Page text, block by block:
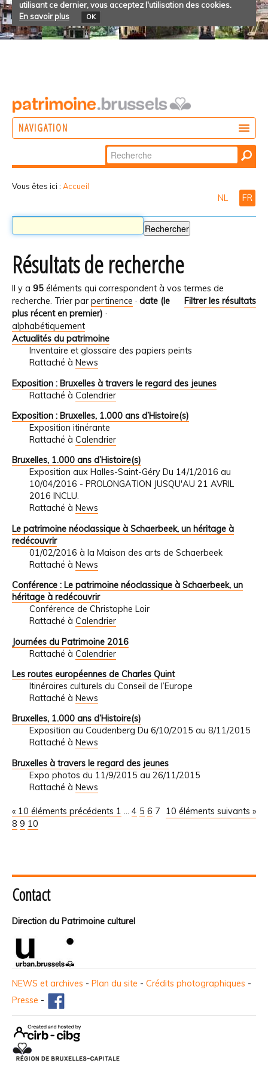
utilisant ce dernier, vous acceptez l'utilisation des cookies.
En savoir plus
OK
NAVIGATION
Chercher par
Recherche
Vous êtes ici : Accueil
NL FR
Résultats de recherche
Il y a 95 éléments qui correspondent à vos termes de
recherche.
Filtrer les résultats
Trier par pertinence · date (le
plus récent en premier) ·
alphabétiquement
Actualités du patrimoine
Inventaire et glossaire des papiers peints
Rattaché à News
Exposition : Bruxelles à travers le regard des jeunes
Rattaché à Calendrier
Exposition : Bruxelles, 1.000 ans d’Histoire(s)
Exposition itinérante
Rattaché à Calendrier
Bruxelles, 1.000 ans d’Histoire(s)
Exposition aux Halles-Saint-Géry Du 14/1/2016 au
10/04/2016 - PROLONGATION JUSQU'AU 21 AVRIL
2016 INCLU.
Rattaché à News
Le patrimoine néoclassique à Schaerbeek, un héritage à
redécouvrir
01/02/2016 à la Maison des arts de Schaerbeek
Rattaché à News
Conférence : Le patrimoine néoclassique à Schaerbeek, un
héritage à redécouvrir
Conférence de Christophe Loir
Rattaché à Calendrier
Journées du Patrimoine 2016
Rattaché à Calendrier
Les routes européennes de Charles Quint
Itinéraires culturels du Conseil de l’Europe
Rattaché à News
Bruxelles, 1.000 ans d’Histoire(s)
Exposition au Coudenberg Du 6/10/2015 au 8/11/2015
Rattaché à News
Bruxelles à travers le regard des jeunes
Expo photos du 11/9/2015 au 26/11/2015
Rattaché à News
« 10 éléments précédents 10 éléments suivants »
1 ... 4 5 6 7
8 9 10
Contact
Direction du Patrimoine culturel
NEWS et archives - Plan du site - Crédits photographiques -
Presse -